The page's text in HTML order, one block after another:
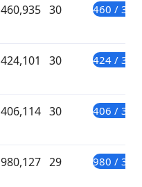
460,935 30 460 /
424,101 30 424 /
406,114 30 406 /
980,127 29 980 /